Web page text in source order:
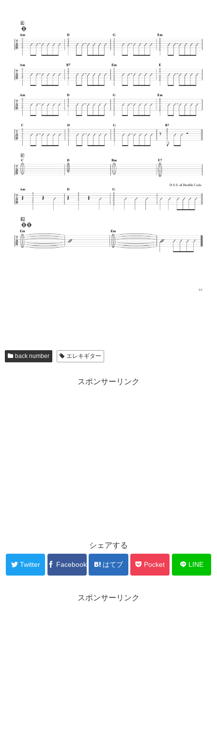
back number エレキギター
スポンサーリンク
シェアする
Twitter Facebook はてブ Pocket LINE
スポンサーリンク